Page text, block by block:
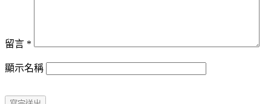
留言 *
顯示名稱